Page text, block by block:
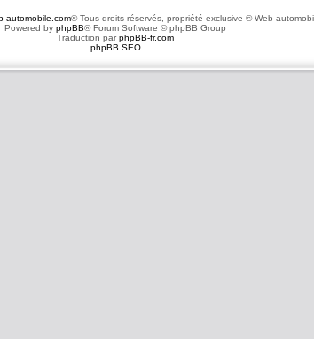
automobile.com® Tous droits réservés, propriété exclusive © Web-
Powered by phpBB® Forum Software © phpBB Group
Traduction parphpBB-fr.com
phpBB SEO